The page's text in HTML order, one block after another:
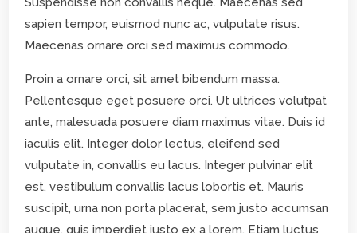
sapien tempor, euismod nunc ac, vulputate risus.
Maecenas ornare orci sed maximus commodo.
Proin a ornare orci, sit amet bibendum massa.
Pellentesque eget posuere orci. Ut ultrices volutpat
ante, malesuada posuere diam maximus vitae. Duis id
iaculis elit. Integer dolor lectus, eleifend sed
vulputate in, convallis eu lacus. Integer pulvinar elit
est, vestibulum convallis lacus lobortis et. Mauris
suscipit, urna non porta placerat, sem justo accumsan
augue, quis imperdiet justo ex a lorem. Etiam luctus